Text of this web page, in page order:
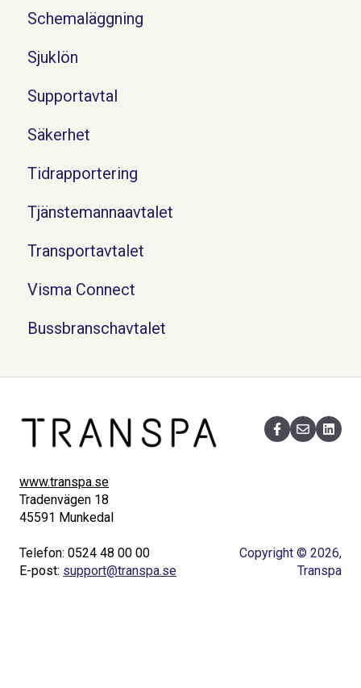
Schemaläggning
Sjuklön
Supportavtal
Säkerhet
Tidrapportering
Tjänstemannaavtalet
Transportavtalet
Visma Connect
Bussbranschavtalet
www.transpa.se
Tradenvägen 18
45591 Munkedal
Telefon: 0524 48 00 00
E-post: support@transpa.se
Copyright © 2026,
Transpa